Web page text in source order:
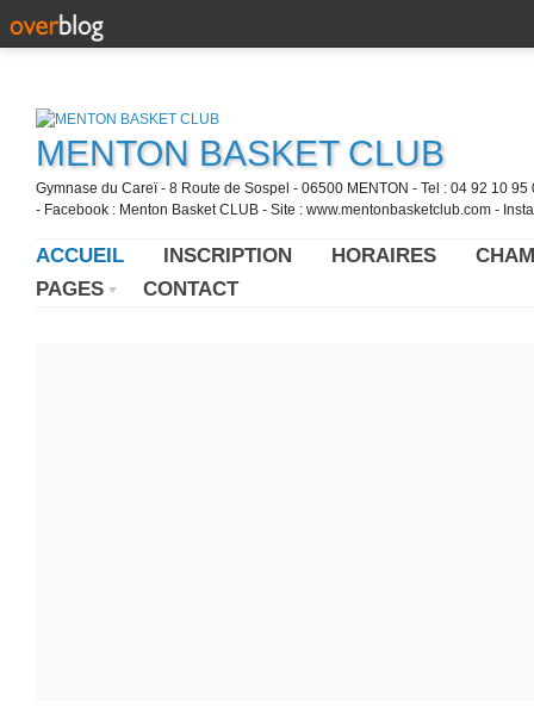
MENTON BASKET CLUB
Gymnase du Careï - 8 Route de Sospel - 06500 MENTON - Tel : 04 92 10
- Facebook : Menton Basket CLUB - Site : www.mentonbasketclub.com -
ACCUEIL INSCRIPTION HORAIRES
PAGES
CONTACT